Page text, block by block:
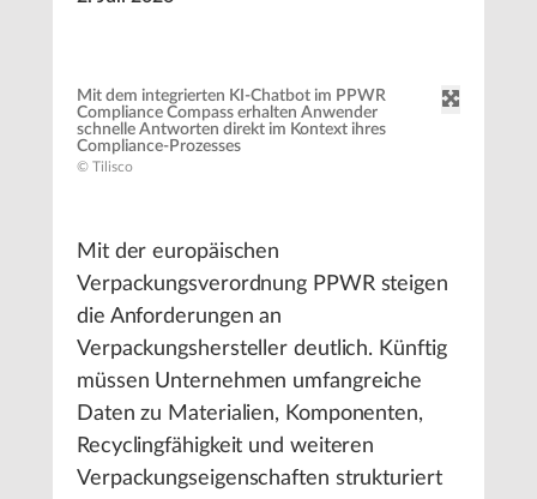
Mit dem integrierten KI-Chatbot im PPWR
Compliance Compass erhalten Anwender
schnelle Antworten direkt im Kontext ihres
Compliance-Prozesses
© Tilisco
Mit der europäischen
Verpackungsverordnung PPWR steigen
die Anforderungen an
Verpackungshersteller deutlich. Künftig
müssen Unternehmen umfangreiche
Daten zu Materialien, Komponenten,
Recyclingfähigkeit und weiteren
Verpackungseigenschaften strukturiert